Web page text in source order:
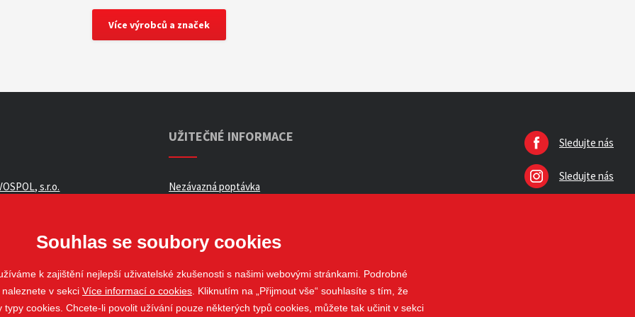
Více výrobců a značek
s.r.o.
UŽITEČNÉ INFORMACE
Nezávazná poptávka
Sledujte nás
Sledujte nás
Souhlas se soubory cookies
k zajištění nejlepší uživatelské zkušenosti s našimi webovými stránkami. Podrobné
v sekci Více informací o cookies . Kliknutím na „Přijmout vše“ souhlasíte s tím, že
typy cookies. Chcete-li povolit užívání pouze některých typů cookies, můžete tak učinit v sekci